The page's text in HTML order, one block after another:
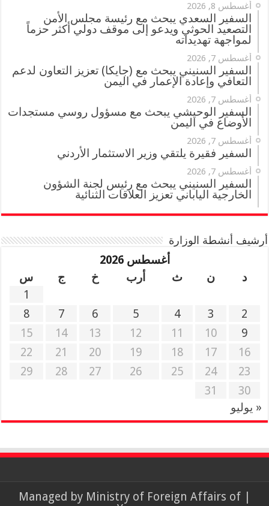
أغسطس 8, 2026
السفير السعدي يبحث مع رئيسة مجلس الأمن
التصعيد الحوثي ويدعو إلى موقف دولي أكثر حزماً
لمواجهة تهديداته
أغسطس 7, 2026
السفير السنيني يبحث مع (جايكا) تعزيز التعاون لدعم
التعافي وإعادة الإعمار في اليمن
أغسطس 7, 2026
السفير الوحيشي يبحث مع مسؤول روسي مستجدات
الأوضاع في اليمن
أغسطس 7, 2026
السفير فقيرة يلتقي وزير الاستثمار الأردني
أغسطس 7, 2026
السفير السنيني يبحث مع رئيس لجنة الشؤون
الخارجية الياباني تعزيز العلاقات الثنائية
أرشيف أنشطة الوزارة
أغسطس 2026
د
ن ث أرب خ ج
س
1
2
3
4
5
6
7
8
9
10
11
12
13
14
15
16
17
18
19
20
21
22
23
24
25
26
27
28
29
30
31
« يوليو
Ministry of Foreign Affairs of